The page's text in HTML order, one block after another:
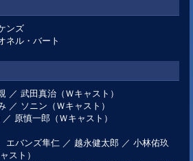
ンズ
ネル・バート
武田真治（Ｗキャスト）
ソニン（Ｗキャスト）
慎一郎（Ｗキャスト）
バンズ隼仁 ／ 越永健太郎 ／ 小林佑玖
スト）